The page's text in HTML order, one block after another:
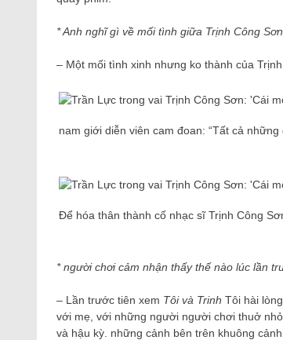
* Anh nghĩ gì về mối tình giữa Trịnh Công
– Một mối tình xinh nhưng ko thành của Trịnh
nam giới diễn viên cam đoan: “Tất cả
Để hóa thân thành cố nhạc sĩ Trịnh Công
* người chơi cảm nhận thấy thế nào lúc lần
– Lần trước tiên xem Tôi và Trinh Tôi hài
với mẹ, với những người người chơi thuở
và hậu kỳ. những cảnh bên trên khuông